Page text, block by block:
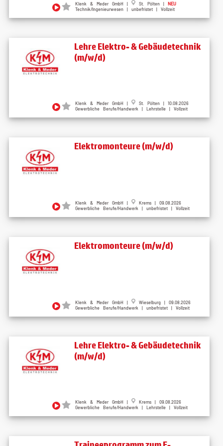
Klenk & Meder GmbH | St. Pölten | NEU
Technik/Ingenieurwesen | unbefristet | Vollzeit
Lehre Elektro- & Gebäudetechnik
(m/w/d)
Klenk & Meder GmbH |
St. Pölten | 10.08.2026
Gewerbliche Berufe/Handwerk | Lehrstelle | Vollzeit
Elektromonteure (m/w/d)
Klenk & Meder GmbH |
Krems | 09.08.2026
Gewerbliche Berufe/Handwerk | unbefristet | Vollzeit
Elektromonteure (m/w/d)
Klenk & Meder GmbH |
Wieselburg | 09.08.2026
Gewerbliche Berufe/Handwerk | unbefristet | Vollzeit
Lehre Elektro- & Gebäudetechnik
(m/w/d)
Klenk & Meder GmbH |
Krems | 09.08.2026
Gewerbliche Berufe/Handwerk | Lehrstelle | Vollzeit